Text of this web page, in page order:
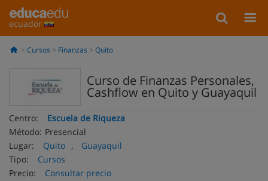
ecuador
Cursos Finanzas Quito
Curso de Finanzas Personales,
Cashflow en Quito y Guayaquil
Centro:
Escuela de Riqueza
Método: Presencial
Lugar:
Quito ,
Guayaquil
Tipo:
Cursos
Precio:
Consultar precio